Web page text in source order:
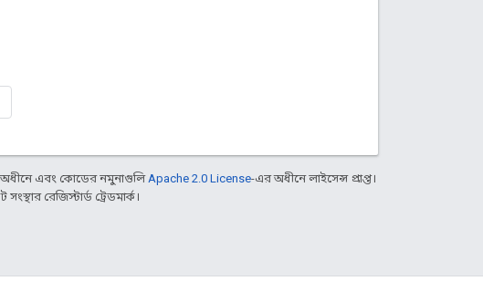
এবং কোডের নমুনাগুলি Apache 2.0 License-এর অধীনে লাইসেন্স প্রাপ্ত।
রেজিস্টার্ড ট্রেডমার্ক।